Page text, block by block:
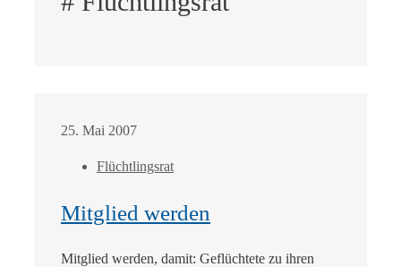
25. Mai 2007
Flüchtlingsrat
Mitglied werden
Mitglied werden, damit: Geflüchtete zu ihren